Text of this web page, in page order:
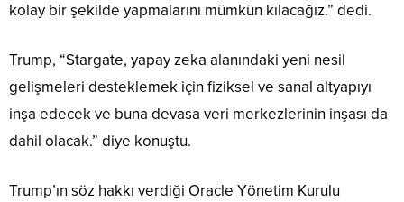
kolay bir şekilde yapmalarını mümkün kılacağız.” dedi.
Trump, “Stargate, yapay zeka alanındaki yeni nesil
gelişmeleri desteklemek için fiziksel ve sanal altyapıyı
inşa edecek ve buna devasa veri merkezlerinin inşası da
dahil olacak.” diye konuştu.
Trump’ın söz hakkı verdiği Oracle Yönetim Kurulu